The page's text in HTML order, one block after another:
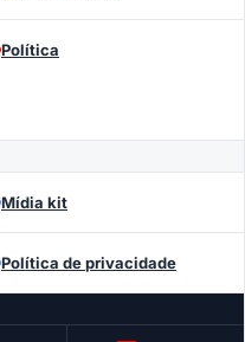
Política
Mídia kit
Política de privacidade